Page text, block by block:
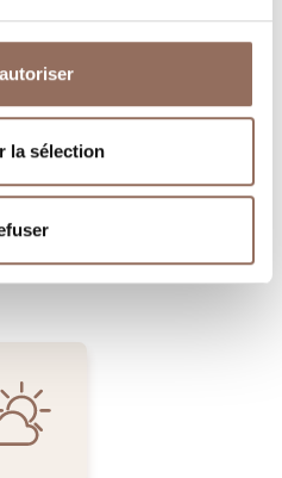
la sélection
Où manger